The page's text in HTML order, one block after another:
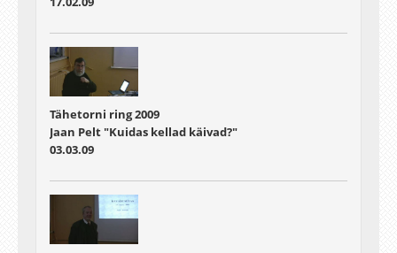
Tähetorni ring 2009
Jaan Pelt "Kuidas kellad käivad?"
03.03.09